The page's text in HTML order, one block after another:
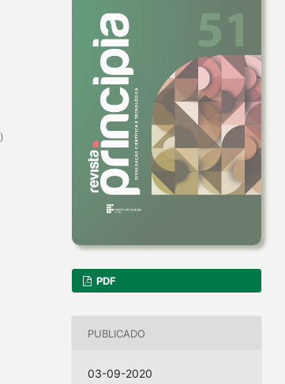
PDF
PUBLICADO
03-09-2020